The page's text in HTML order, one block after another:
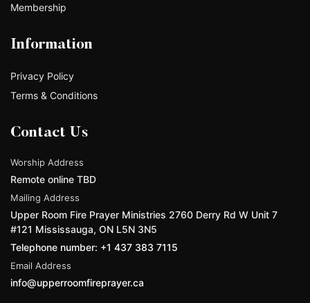
Membership
Information
Privacy Policy
Terms & Conditions
Contact Us
Worship Address
Remote online TBD
Mailing Address
Upper Room Fire Prayer Ministries 2760 Derry Rd W Unit 7
#121 Mississauga, ON L5N 3N5
Telephone number: +1 437 383 7115
Email Address
info@upperroomfireprayer.ca